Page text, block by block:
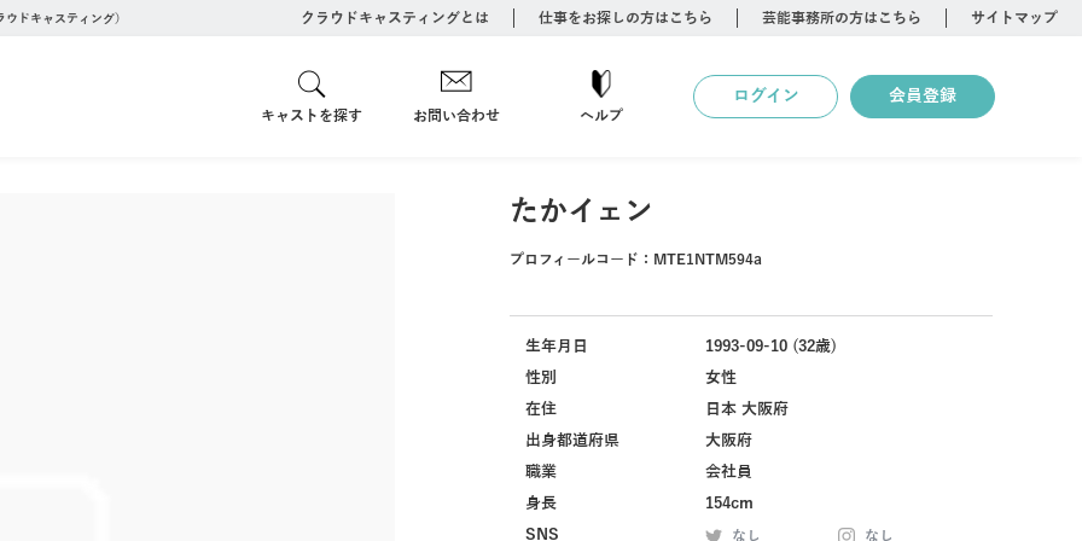
ドキャスティング） クラウドキャスティングとは 仕事をお探しの方はこちら 芸能事務所の方はこちら サイトマップ
キャストを探す お問い合わせ ヘルプ
ログイン 会員登録
たかイェン
プロフィールコード： MTE1NTM594a
生年月日
1993-09-10 (32歳)
性別
女性
在住
日本 大阪府
出身都道府県
大阪府
職業
会社員
身長
154cm
SNS
なし なし